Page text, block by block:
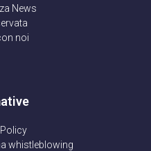
News
noi
whistleblowing